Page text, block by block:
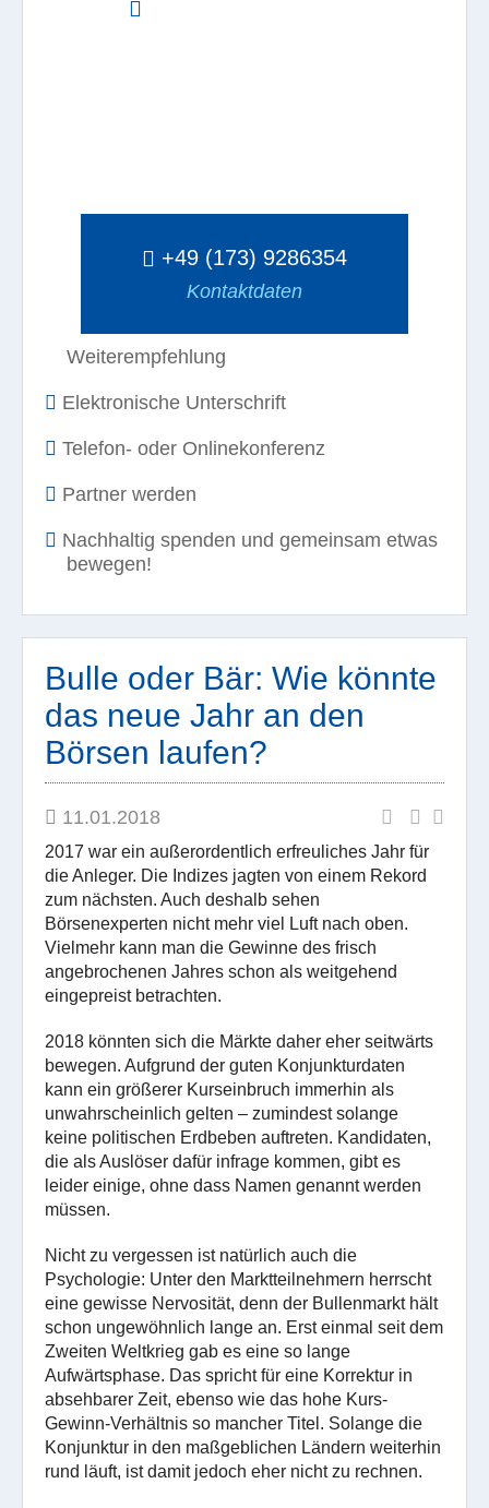
+49 (173) 9286354
Kontaktdaten
Weiterempfehlung
Elektronische Unterschrift
Telefon- oder Onlinekonferenz
Partner werden
Nachhaltig spenden und gemeinsam etwas
bewegen!
Bulle oder Bär: Wie könnte
das neue Jahr an den
Börsen laufen?
11.01.2018
2017 war ein außerordentlich erfreuliches Jahr für
die Anleger. Die Indizes jagten von einem Rekord
zum nächsten. Auch deshalb sehen
Börsenexperten nicht mehr viel Luft nach oben.
Vielmehr kann man die Gewinne des frisch
angebrochenen Jahres schon als weitgehend
eingepreist betrachten.
2018 könnten sich die Märkte daher eher seitwärts
bewegen. Aufgrund der guten Konjunkturdaten
kann ein größerer Kurseinbruch immerhin als
unwahrscheinlich gelten – zumindest solange
keine politischen Erdbeben auftreten. Kandidaten,
die als Auslöser dafür infrage kommen, gibt es
leider einige, ohne dass Namen genannt werden
müssen.
Nicht zu vergessen ist natürlich auch die
Psychologie: Unter den Marktteilnehmern herrscht
eine gewisse Nervosität, denn der Bullenmarkt hält
schon ungewöhnlich lange an. Erst einmal seit dem
Zweiten Weltkrieg gab es eine so lange
Aufwärtsphase. Das spricht für eine Korrektur in
absehbarer Zeit, ebenso wie das hohe Kurs-
Gewinn-Verhältnis so mancher Titel. Solange die
Konjunktur in den maßgeblichen Ländern weiterhin
rund läuft, ist damit jedoch eher nicht zu rechnen.